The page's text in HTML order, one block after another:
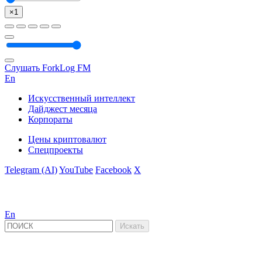
×1
Слушать ForkLog FM
En
Искусственный интеллект
Дайджест месяца
Корпораты
Цены криптовалют
Спецпроекты
Telegram (AI)YouTube Facebook X
En